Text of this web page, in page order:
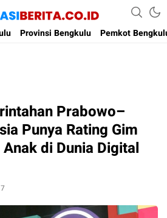
Narasi Berita
Provinsi Bengkulu Pemkot
Prabowo–
Punya Rating Gim
di Dunia Digital